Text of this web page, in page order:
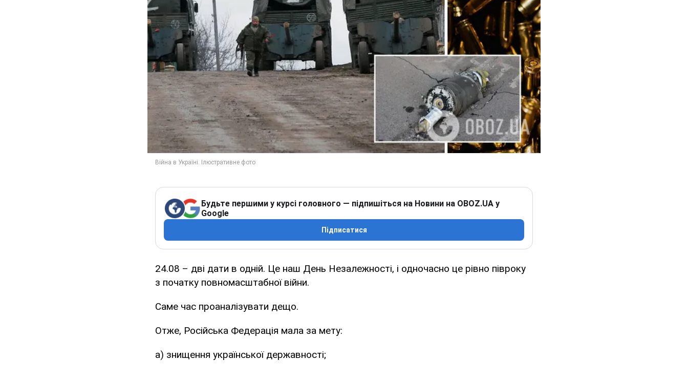
Будьте першими у курсі головного — підпишіться на Новини на OBOZ.UA у
Google
Підписатися
24.08 – дві дати в одній. Це наш День Незалежності, і одночасно це рівно півроку
з початку повномасштабної війни.
Саме час проаналізувати дещо.
Отже, Російська Федерація мала за мету:
а) знищення української державності;